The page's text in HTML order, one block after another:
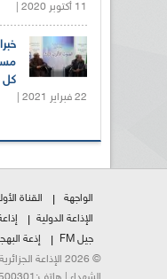
11 أكتوبر 2020 |
كل
22 فبراير 2021 |
الواجهة القناة
الإذاعة الدولية
جيل FM
إذعة